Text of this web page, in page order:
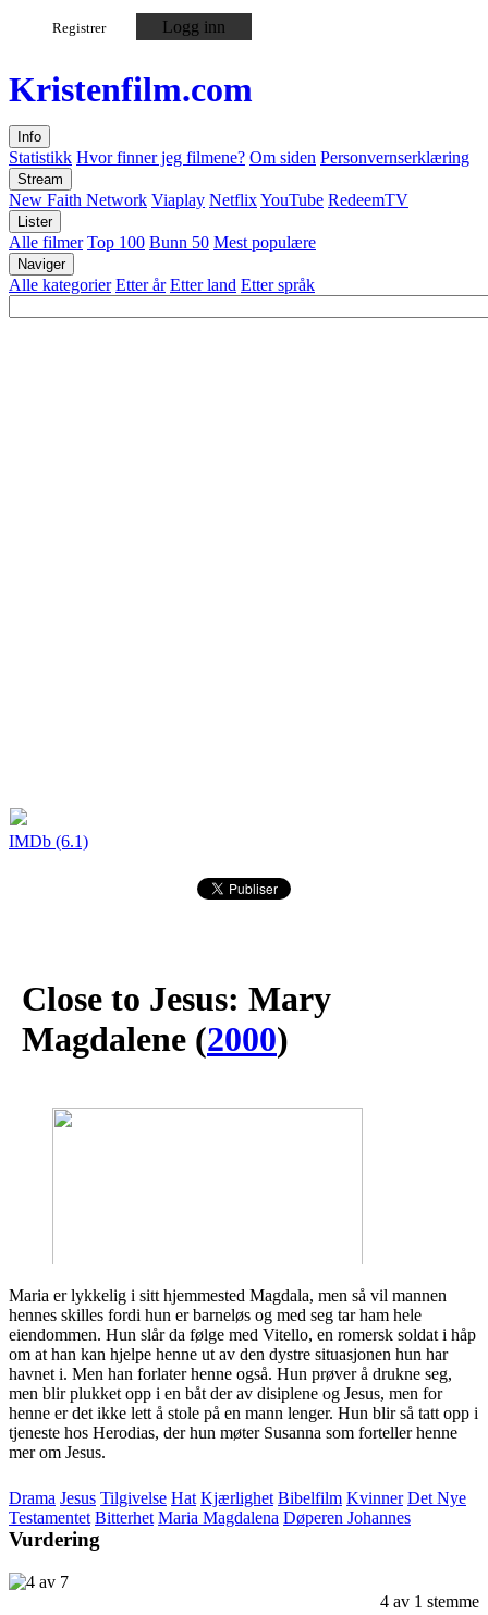
Registrer Logg inn
Kristenfilm.com
Info
Statistikk Hvor finner jeg filmene? Om siden Personvernserklæring
Stream
New Faith Network Viaplay NetflixYouTube RedeemTV
Lister
Alle filmer Top 100 Bunn 50 Mest populære
Naviger
Alle kategorier Etter år Etter land Etter språk
IMDb (6.1)
Close to Jesus: Mary
Magdalene (2000)
Maria er lykkelig i sitt hjemmested Magdala, men så vil mannen
hennes skilles fordi hun er barneløs og med seg tar ham hele
eiendommen. Hun slår da følge med Vitello, en romersk soldat i håp
om at han kan hjelpe henne ut av den dystre situasjonen hun har
havnet i. Men han forlater henne også. Hun prøver å drukne seg,
men blir plukket opp i en båt der av disiplene og Jesus, men for
henne er det ikke lett å stole på en mann lenger. Hun blir så tatt opp i
tjeneste hos Herodias, der hun møter Susanna som forteller henne
mer om Jesus.
Drama Jesus Tilgivelse Hat Kjærlighet Bibelfilm Kvinner Det Nye
Testamentet Bitterhet Maria Magdalena Døperen Johannes
Vurdering
4 av 1 stemme